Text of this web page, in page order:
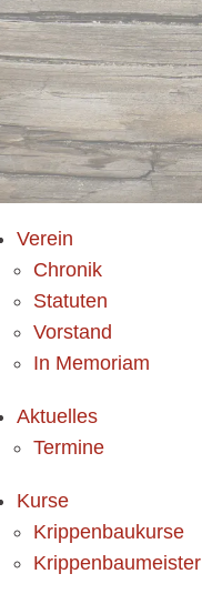
Verein
Chronik
Statuten
Vorstand
In Memoriam
Aktuelles
Termine
Kurse
Krippenbaukurse
Krippenbaumeister